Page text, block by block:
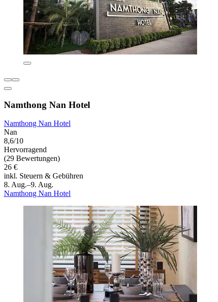
Namthong Nan Hotel
Namthong Nan Hotel
Nan
8,6/10
Hervorragend
(29 Bewertungen)
26 €
inkl. Steuern & Gebühren
8. Aug.–9. Aug.
Namthong Nan Hotel